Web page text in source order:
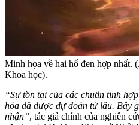
Minh họa về hai hố đen hợp
Khoa học).
“Sự tồn tại của các chuẩn tinh
hóa đã được dự đoán từ lâu. Bây
nhận”, tác giả chính của nghiên